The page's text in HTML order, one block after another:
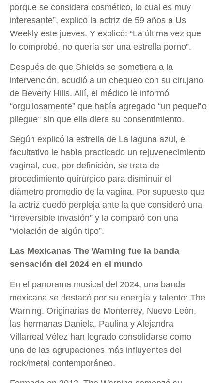
porque se considera cosmético, lo cual es muy
interesante”, explicó la actriz de 59 años a Us
Weekly este jueves. Y explicó: “La última vez que
lo comprobé, no quería ser una estrella porno”.
Después de que Shields se sometiera a la
intervención, acudió a un chequeo con su cirujano
de Beverly Hills. Allí, el médico le informó
“orgullosamente” que había agregado “un pequeño
pliegue” sin que ella diera su consentimiento.
Según explicó la estrella de La laguna azul, el
facultativo le había practicado un rejuvenecimiento
vaginal, que, por definición, se trata de
procedimiento quirúrgico para disminuir el
diámetro promedio de la vagina. Por supuesto que
la actriz quedó perpleja ante la que consideró una
“irreversible invasión” y la comparó con una
“violación de algún tipo”.
Las Mexicanas The Warning fue la banda
sensación del 2024 en el mundo
En el panorama musical del 2024, una banda
mexicana se destacó por su energía y talento: The
Warning. Originarias de Monterrey, Nuevo León,
las hermanas Daniela, Paulina y Alejandra
Villarreal Vélez han logrado consolidarse como
una de las agrupaciones más influyentes del
rock/metal contemporáneo.